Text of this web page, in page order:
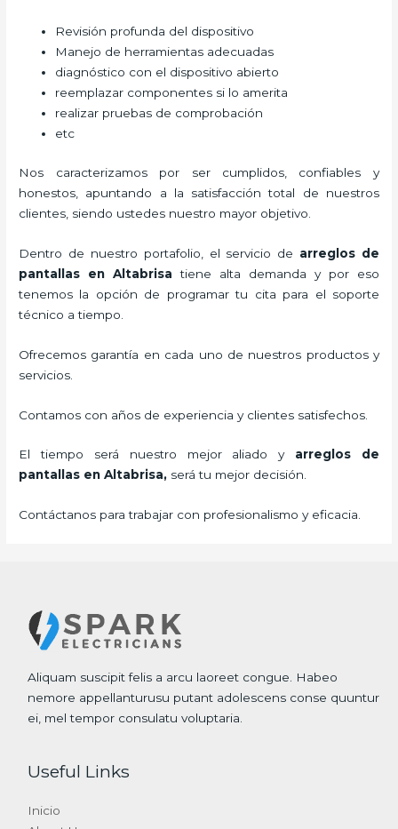
Revisión profunda del dispositivo
Manejo de herramientas adecuadas
diagnóstico con el dispositivo abierto
reemplazar componentes si lo amerita
realizar pruebas de comprobación
etc
Nos caracterizamos por ser cumplidos, confiables y
honestos, apuntando a la satisfacción total de nuestros
clientes, siendo ustedes nuestro mayor objetivo.
Dentro de nuestro portafolio, el servicio de arreglos de
pantallas en Altabrisa tiene alta demanda y por eso
tenemos la opción de programar tu cita para el soporte
técnico a tiempo.
Ofrecemos garantía en cada uno de nuestros productos y
servicios.
Contamos con años de experiencia y clientes satisfechos.
El tiempo será nuestro mejor aliado y arreglos de
pantallas en Altabrisa, será tu mejor decisión.
Contáctanos para trabajar con profesionalismo y eficacia.
Aliquam suscipit felis a arcu laoreet congue. Habeo
nemore appellanturusu putant adolescens conse quuntur
ei, mel tempor consulatu voluptaria.
Useful Links
Inicio